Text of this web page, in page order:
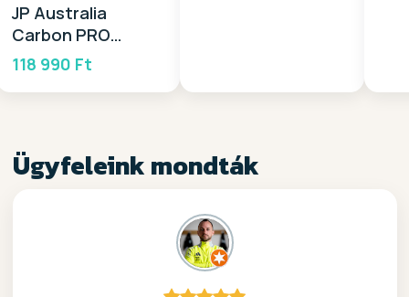
JP Australia
Carbon PRO
Paddle CTL 2025
118 990 Ft
Ügyfeleink mondták